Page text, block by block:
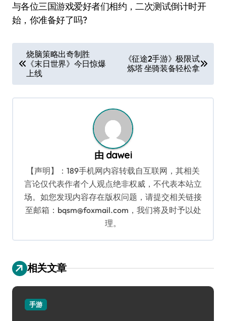
与各位三国游戏爱好者们相约，二次测试倒计时开
始，你准备好了吗?
章
导
航
烧脑策略出奇制胜
《末日世界》今日惊爆
上线
《征途2手游》极限试
炼塔 坐骑装备轻松拿
由 dawei
【声明】：189手机网内容转载自互联网，其相关
言论仅代表作者个人观点绝非权威，不代表本站立
场。如您发现内容存在版权问题，请提交相关链接
至邮箱：bqsm@foxmail.com，我们将及时予以处
理。
相关文章
手游